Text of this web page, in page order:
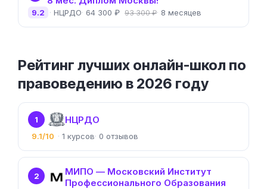
НЦРДО 64 300 ₽ 93 300 ₽ 8 месяцев
9.2
Рейтинг лучших онлайн-школ по
правоведению в 2026 году
1 НЦРДО
9.1/10 1 0
2
МИПО — Московский Институт
Профессионального Образования